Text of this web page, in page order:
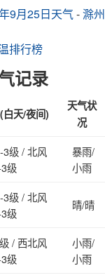
9月25日天气-滁州
排行榜
记录
白天/夜间)
天气状
况
3级 / 北风
级
暴雨/
小雨
3级 / 北风
级
晴/晴
/ 西北风
级
小雨/
小雨